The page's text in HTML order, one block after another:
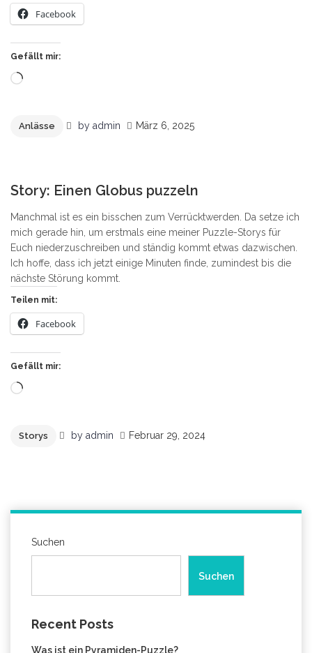
Facebook
Gefällt mir:
Wird
Anlässe by admin März 6, 2025
Story: Einen Globus puzzeln
Manchmal ist es ein bisschen zum Verrücktwerden. Da setze ich
mich gerade hin, um erstmals eine meiner Puzzle-Storys für
Euch niederzuschreiben und ständig kommt etwas dazwischen.
Ich hoffe, dass ich jetzt einige Minuten finde, zumindest bis die
nächste Störung kommt.
Teilen mit:
Facebook
Gefällt mir:
Wird
Storys by admin Februar 29, 2024
Suchen
Suchen
Recent Posts
Was ist ein Pyramiden-Puzzle?